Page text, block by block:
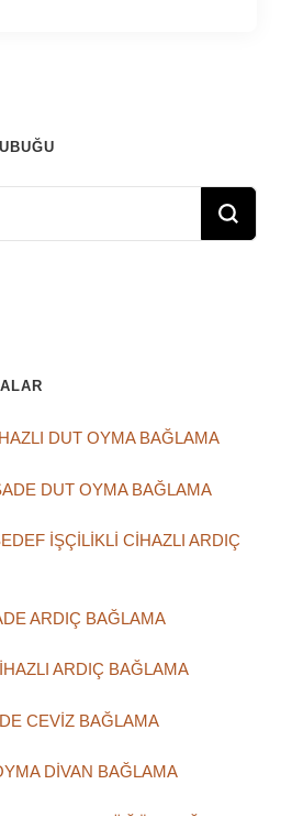
DUT OYMA BAĞLAMA
DUT OYMA BAĞLAMA
İŞÇİLİKLİ CİHAZLI ARDIÇ
ARDIÇ BAĞLAMA
ARDIÇ BAĞLAMA
CEVİZ BAĞLAMA
DİVAN BAĞLAMA